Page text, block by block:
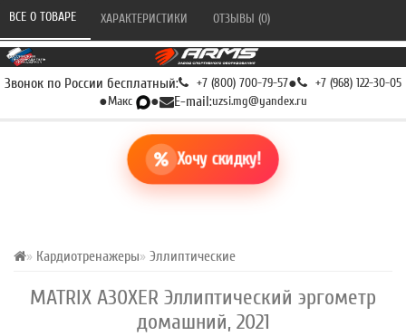
Звонок по России бесплатный: +7 (800) 700-79-57● +7 (968) 122-30-05
●Макс ● E-mail:uzsi.mg@yandex.ru
Хочу скидку!
Кардиотренажеры Эллиптические
MATRIX A30XER Эллиптический эргометр
домашний, 2021
ВСЕ О ТОВАРЕ ХАРАКТЕРИСТИКИ ОТЗЫВЫ (0)